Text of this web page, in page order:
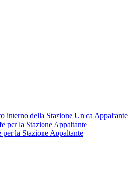
interno della Stazione Unica Appaltante
per la Stazione Appaltante
la Stazione Appaltante